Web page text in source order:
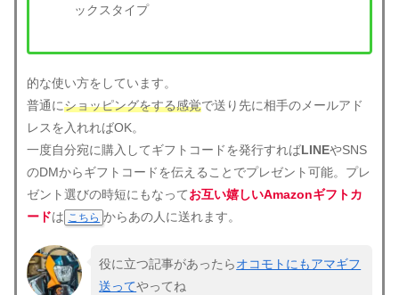
ックスタイプ
的な使い方をしています。
普通にショッピングをする感覚で送り先に相手のメールアド
レスを入れればOK。
一度自分宛に購入してギフトコードを発行すればLINEやSNS
のDMからギフトコードを伝えることでプレゼント可能。プレ
ゼント選びの時短にもなってお互い嬉しいAmazonギフトカ
ードは こちら からあの人に送れます。
役に立つ記事があったらオコモトにもアマギフ
送ってやってね